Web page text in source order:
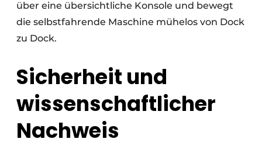
über eine übersichtliche Konsole und bewegt
die selbstfahrende Maschine mühelos von Dock
zu Dock.
Sicherheit und
wissenschaftlicher
Nachweis